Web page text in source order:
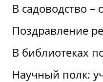
В садоводство
Поздравление
В библиотеках
Научный полк: